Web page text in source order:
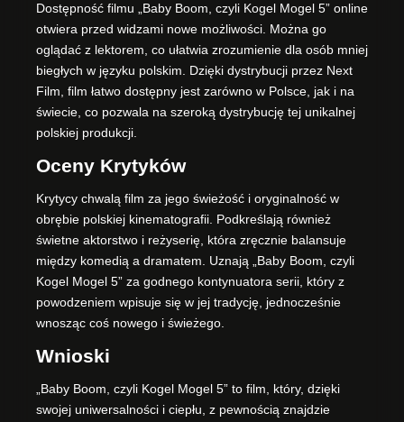
Dostępność filmu „Baby Boom, czyli Kogel Mogel 5” online
otwiera przed widzami nowe możliwości. Można go
oglądać z lektorem, co ułatwia zrozumienie dla osób mniej
biegłych w języku polskim. Dzięki dystrybucji przez Next
Film, film łatwo dostępny jest zarówno w Polsce, jak i na
świecie, co pozwala na szeroką dystrybucję tej unikalnej
polskiej produkcji.
Oceny Krytyków
Krytycy chwalą film za jego świeżość i oryginalność w
obrębie polskiej kinematografii. Podkreślają również
świetne aktorstwo i reżyserię, która zręcznie balansuje
między komedią a dramatem. Uznają „Baby Boom, czyli
Kogel Mogel 5” za godnego kontynuatora serii, który z
powodzeniem wpisuje się w jej tradycję, jednocześnie
wnosząc coś nowego i świeżego.
Wnioski
„Baby Boom, czyli Kogel Mogel 5” to film, który, dzięki
swojej uniwersalności i ciepłu, z pewnością znajdzie